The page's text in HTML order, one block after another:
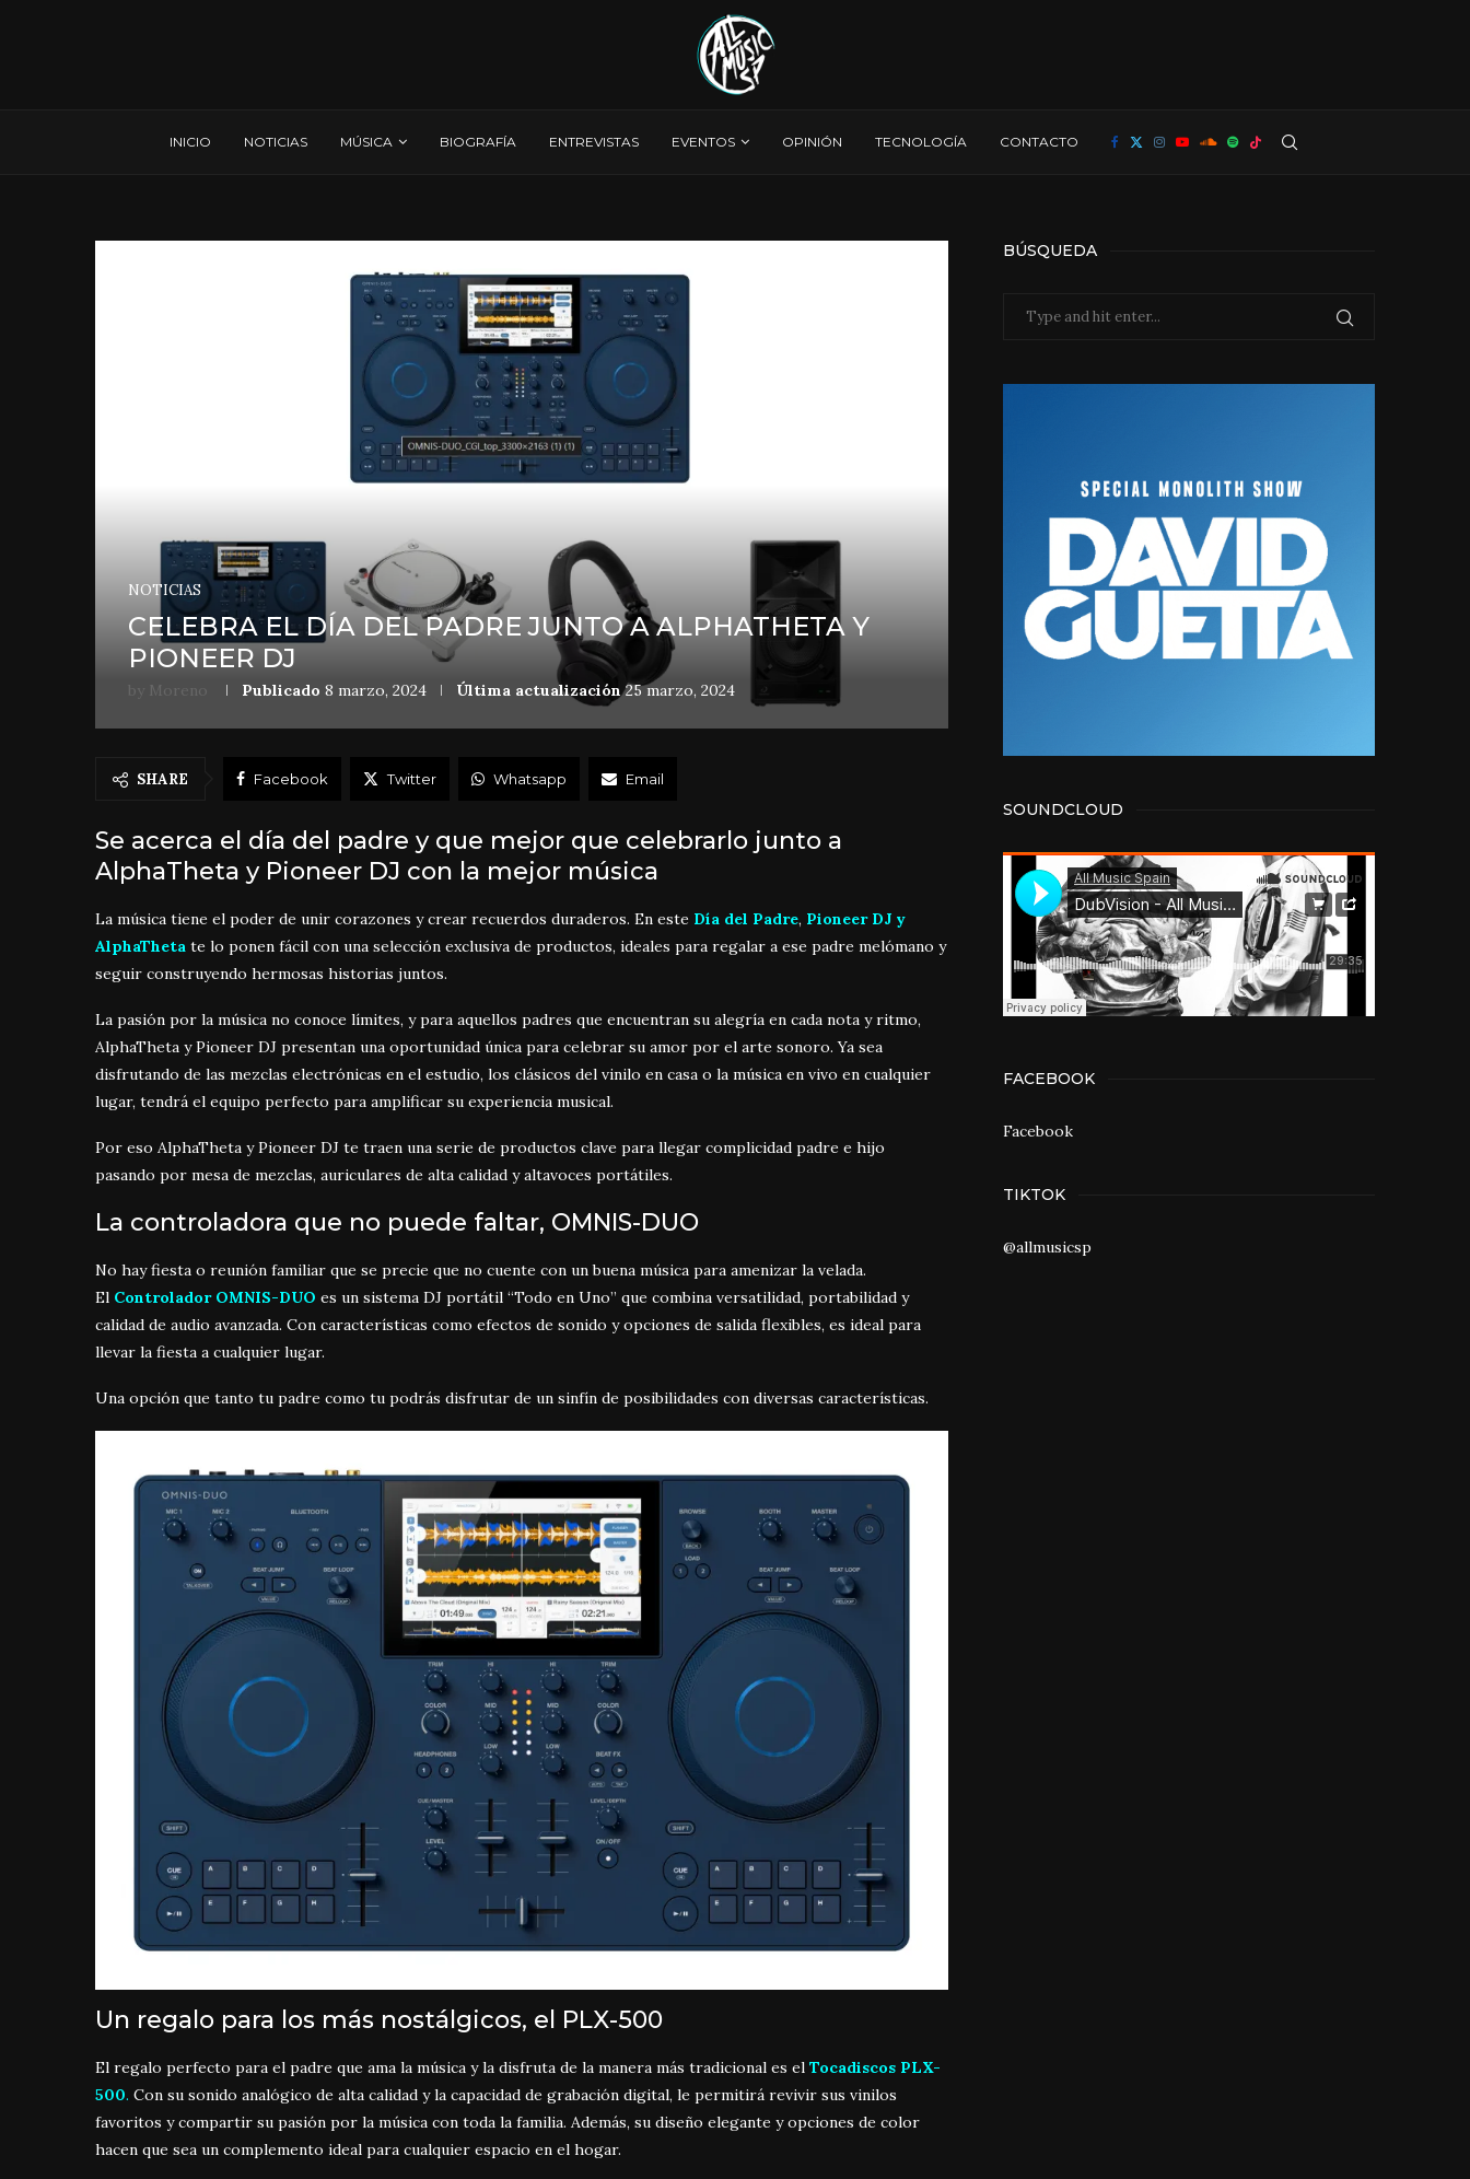
INICIO NOTICIAS MÚSICA BIOGRAFÍA ENTREVISTAS EVENTOS OPINIÓN TECNOLOGÍA CONTACTO
NOTICIAS
CELEBRA EL DÍA DEL PADRE JUNTO A ALPHATHETA Y
PIONEER DJ
by Moreno Publicado 8 marzo, 2024 Última actualización 25 marzo, 2024
SHARE Facebook Twitter Whatsapp Email
Se acerca el día del padre y que mejor que celebrarlo junto a
AlphaTheta y Pioneer DJ con la mejor música
La música tiene el poder de unir corazones y crear recuerdos duraderos. En este Día del Padre, Pioneer DJ y
AlphaTheta te lo ponen fácil con una selección exclusiva de productos, ideales para regalar a ese padre melómano y
seguir construyendo hermosas historias juntos.
La pasión por la música no conoce límites, y para aquellos padres que encuentran su alegría en cada nota y ritmo,
AlphaTheta y Pioneer DJ presentan una oportunidad única para celebrar su amor por el arte sonoro. Ya sea
disfrutando de las mezclas electrónicas en el estudio, los clásicos del vinilo en casa o la música en vivo en cualquier
lugar, tendrá el equipo perfecto para amplificar su experiencia musical.
Por eso AlphaTheta y Pioneer DJ te traen una serie de productos clave para llegar complicidad padre e hijo
pasando por mesa de mezclas, auriculares de alta calidad y altavoces portátiles.
La controladora que no puede faltar, OMNIS-DUO
No hay fiesta o reunión familiar que se precie que no cuente con un buena música para amenizar la velada.
El Controlador OMNIS-DUO es un sistema DJ portátil “Todo en Uno” que combina versatilidad, portabilidad y
calidad de audio avanzada. Con características como efectos de sonido y opciones de salida flexibles, es ideal para
llevar la fiesta a cualquier lugar.
Una opción que tanto tu padre como tu podrás disfrutar de un sinfín de posibilidades con diversas características.
Un regalo para los más nostálgicos, el PLX-500
El regalo perfecto para el padre que ama la música y la disfruta de la manera más tradicional es el Tocadiscos PLX-
500. Con su sonido analógico de alta calidad y la capacidad de grabación digital, le permitirá revivir sus vinilos
favoritos y compartir su pasión por la música con toda la familia. Además, su diseño elegante y opciones de color
hacen que sea un complemento ideal para cualquier espacio en el hogar.
BÚSQUEDA
SOUNDCLOUD
FACEBOOK
Facebook
TIKTOK
@allmusicsp